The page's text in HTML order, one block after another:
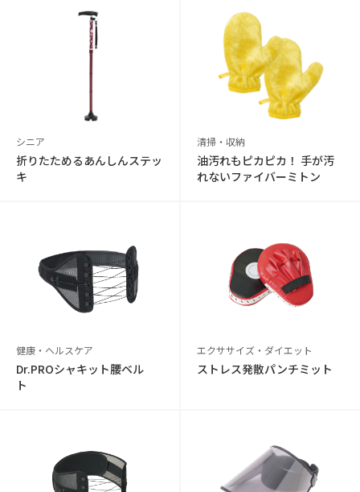
シニア
折りたためるあんしんステッ
キ
清掃・収納
油汚れもピカピカ！ 手が汚
れないファイバーミトン
健康・ヘルスケア
Dr.PROシャキット腰ベル
ト
エクササイズ・ダイエット
ストレス発散パンチミット